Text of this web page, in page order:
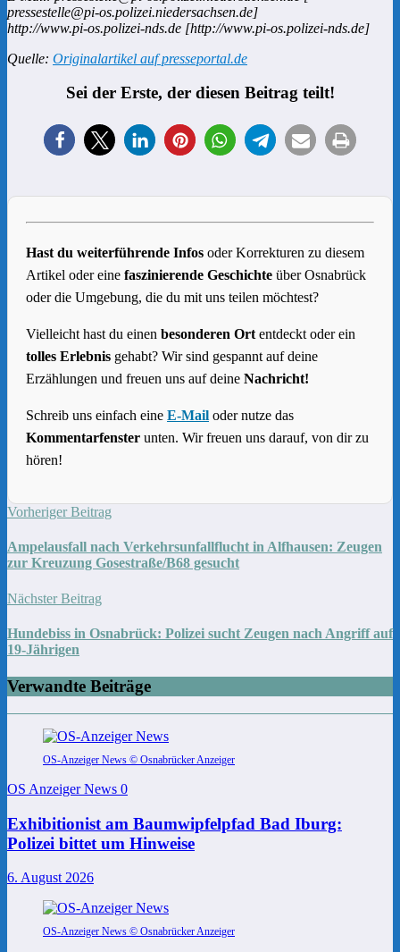
pressestelle@pi-os.polizei.niedersachsen.de]
http://www.pi-os.polizei-nds.de [http://www.pi-os.polizei-nds.de]
Quelle: Originalartikel auf presseportal.de
Sei der Erste, der diesen Beitrag teilt!
Hast du weiterführende Infos oder Korrekturen zu diesem
Artikel oder eine faszinierende Geschichte über Osnabrück
oder die Umgebung, die du mit uns teilen möchtest?
Vielleicht hast du einen besonderen Ort entdeckt oder ein
tolles Erlebnis gehabt? Wir sind gespannt auf deine
Erzählungen und freuen uns auf deine Nachricht!
Schreib uns einfach eine E-Mail oder nutze das
Kommentarfenster unten. Wir freuen uns darauf, von dir zu
hören!
Vorheriger Beitrag
Ampelausfall nach Verkehrsunfallflucht in Alfhausen: Zeugen
zur Kreuzung Gosestraße/B68 gesucht
Nächster Beitrag
Hundebiss in Osnabrück: Polizei sucht Zeugen nach Angriff auf
19-Jährigen
Verwandte Beiträge
OS-Anzeiger News © Osnabrücker Anzeiger
OS Anzeiger News 0
Exhibitionist am Baumwipfelpfad Bad Iburg:
Polizei bittet um Hinweise
6. August 2026
OS-Anzeiger News © Osnabrücker Anzeiger